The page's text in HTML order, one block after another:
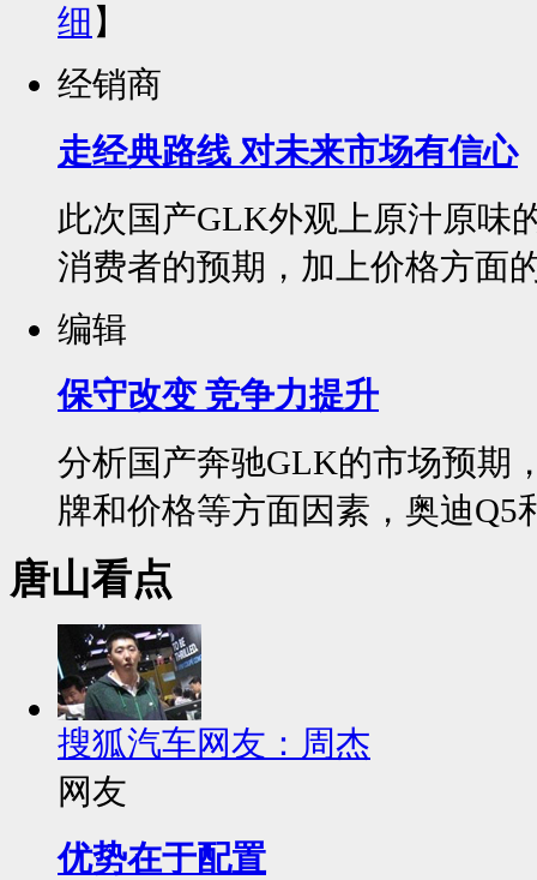
细 】
经销商
走经典路线 对未来市场有信心
此次国产GLK外观上原汁原味
消费者的预期，加上价格方面
编辑
保守改变 竞争力提升
分析国产奔驰GLK的市场预期
牌和价格等方面因素，奥迪
唐山看点
搜狐汽车网友：周杰
网友
优势在于配置